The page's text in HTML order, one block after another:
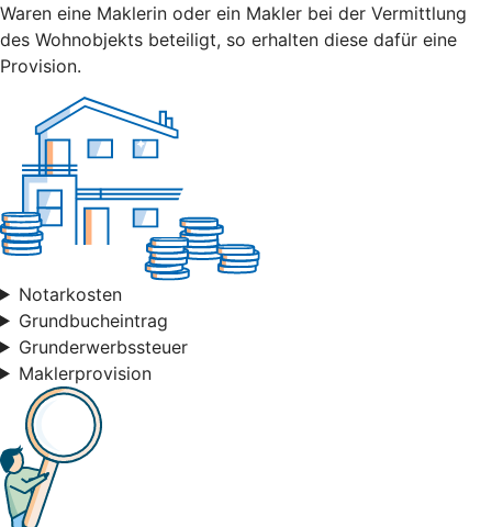
Waren eine Maklerin oder ein Makler bei der Vermittlung
des Wohnobjekts beteiligt, so erhalten diese dafür eine
Provision.
Notarkosten
Grundbucheintrag
Grunderwerbssteuer
Maklerprovision